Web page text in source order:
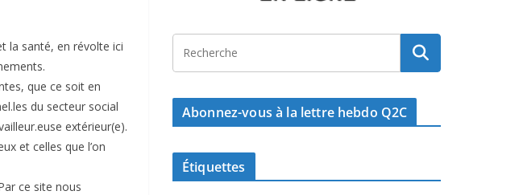
la santé, en révolte ici
que ce soit en
du secteur social
extérieur(e).
et celles que l’on
ce site nous
Abonnez-vous à la lettre hebdo Q2C
Étiquettes